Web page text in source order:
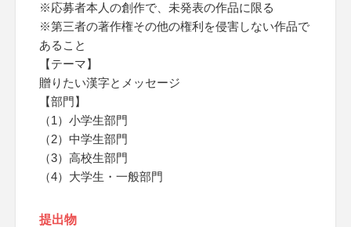
※応募者本人の創作で、未発表の作品に限る
※第三者の著作権その他の権利を侵害しない作品で
あること
【テーマ】
贈りたい漢字とメッセージ
【部門】
（1）小学生部門
（2）中学生部門
（3）高校生部門
（4）大学生・一般部門
提出物